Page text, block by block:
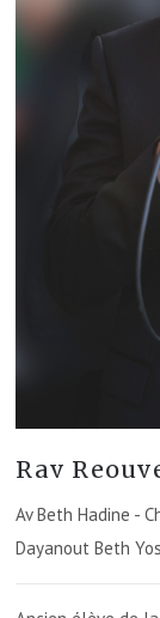
Rav
Av Beth Hadine -
Dayanout Beth